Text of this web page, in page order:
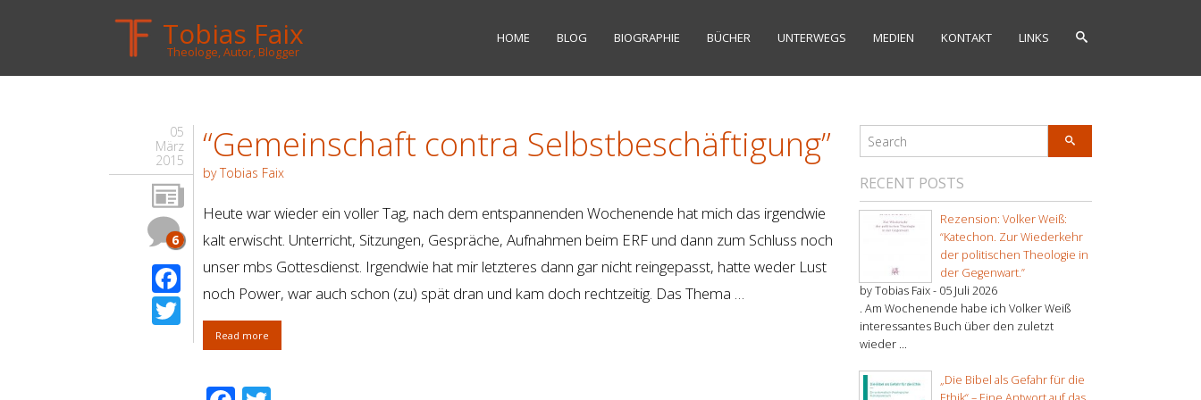
Tobias Faix
Theologe, Autor, Blogger
HOME BLOG BIOGRAPHIE BÜCHER UNTERWEGS MEDIEN KONTAKT LINKS
05
März
2015
6
Facebook
Twitter
“Gemeinschaft contra Selbstbeschäftigung”
by Tobias Faix
Heute war wieder ein voller Tag, nach dem entspannenden Wochenende hat mich das irgendwie
kalt erwischt. Unterricht, Sitzungen, Gespräche, Aufnahmen beim ERF und dann zum Schluss noch
unser mbs Gottesdienst. Irgendwie hat mir letzteres dann gar nicht reingepasst, hatte weder Lust
noch Power, war auch schon (zu) spät dran und kam doch rechtzeitig. Das Thema …
Read more
RECENT POSTS
Rezension: Volker Weiß:
“Katechon. Zur Wiederkehr
der politischen Theologie in
der Gegenwart.”
by Tobias Faix - 05 Juli 2026
. Am Wochenende habe ich Volker Weiß
interessantes Buch über den zuletzt
wieder ...
„Die Bibel als Gefahr für die